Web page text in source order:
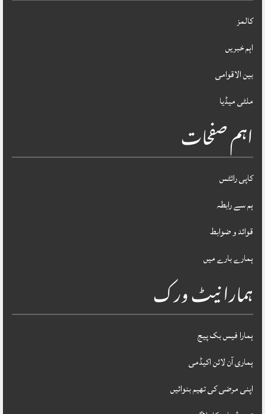
کالمز
اہم خبریں
بین الاقوامی
ملٹی میڈیا
اہم صفحات
کاپی رائٹس
ہم سے رابطہ
قوائد و ضوابط
ہمارے بارے میں
ہمارا نیٹ ورک
ہمارا فیس بک پیج
ہماری آن لائن اکیڈمی
اپنی مرضی کی تھیم بنوائیں